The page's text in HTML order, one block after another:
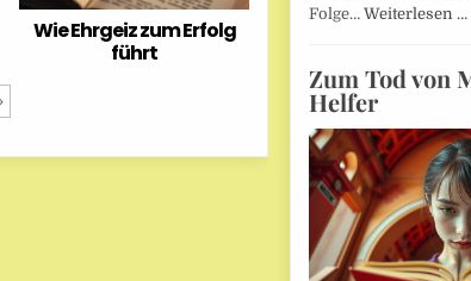
Wie Ehrgeiz zum Erfolg
führt
Folge… Weiterlesen …
Zum Tod von
Helfer